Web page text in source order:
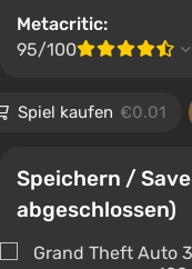
Metacritic:
95/100
Spiel kaufen €0.01
Speichern /
abgeschlossen)